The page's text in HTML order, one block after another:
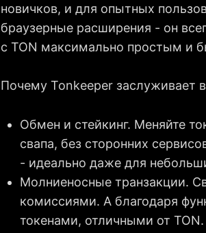
новичков, и для опытных
браузерные расширения - он
с TON максимально простым и
Почему Tonkeeper заслуживает
Обмен и стейкинг. Меняйте
свапа, без сторонних
- идеально даже для
Молниеносные транзакции.
комиссиями. А благодаря
токенами, отличными от TON.